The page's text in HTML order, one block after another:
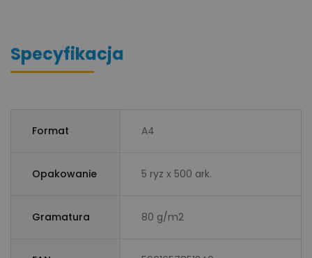
Specyfikacja
Format A4
Opakowanie 5 ryz x 500 ark.
Gramatura 80 g/m2